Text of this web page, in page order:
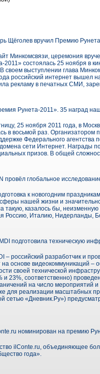
Щёголев вручил Премию
Минкомсвязи, церемония
2011» состоялась 25 ноября в
своем выступлении глава
российский интернет вышел
рекламу в печатных СМИ,
Рунета-2011». 35 наград
25 ноября 2011 года, в
в восьмой раз.
Федерального
сети Интернет. Награды
призов. В общей
провёл глобальное
к новогодним
нашей жизни и
такую, казалось бы,
Россию, Италию, Нидерланды,
подготовила техническую
– российский разработчик и
основе видеокоммуникаций –
своей технической
и 23%, соответственно)
на число мероприятий
для реализации масштабных
сетью «Дневник.Ру»)
номинирован на премию
ilConte.ru, объединяющее
года».